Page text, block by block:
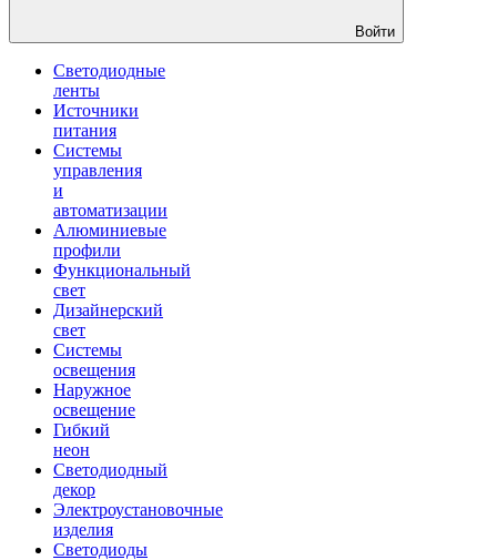
Войти
Светодиодные
ленты
Источники
питания
Системы
управления
и
автоматизации
Алюминиевые
профили
Функциональный
свет
Дизайнерский
свет
Системы
освещения
Наружное
освещение
Гибкий
неон
Светодиодный
декор
Электроустановочные
изделия
Светодиоды